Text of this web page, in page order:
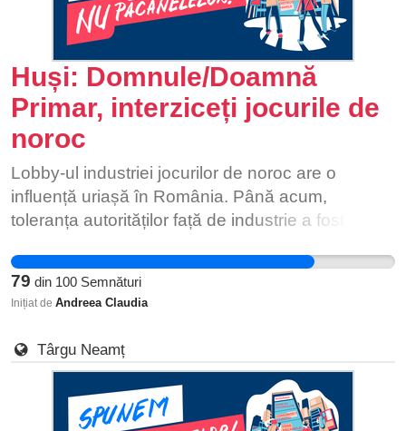
Huși: Domnule/Doamnă
Primar, interziceți jocurile de
noroc
Lobby-ul industriei jocurilor de noroc are o
influență uriașă în România. Până acum,
toleranța autorităților față de industrie a fost
se află peste tot, chiar și la parterul blocului în
care locuim. Nu e de mirare că România ocupă
locul 2 în lume după Statele Unite în ce privește
reprezintă 0,24% din populația lumii, din România
se joacă 3,1% din cifra totală online pe plan
mondial. [2] 1 din 4 adolescenți români a jucat la
79 din 100 Semnături
Inițiat de Andreea Claudia
Târgu Neamț